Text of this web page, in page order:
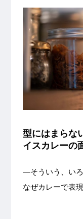
型にはまらな
イスカレーの
—そういう、いろ
なぜカレーで表